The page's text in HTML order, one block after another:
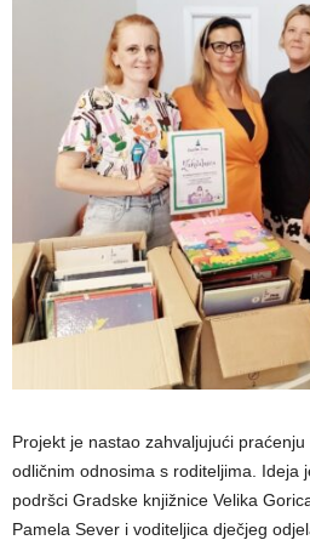
Projekt je nastao zahvaljujući
odličnim odnosima s roditeljima. Ideja
podršci Gradske knjižnice Velika
Pamela Sever i voditeljica dječjeg